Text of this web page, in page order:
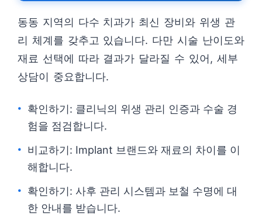
동동 지역의 다수 치과가 최신 장비와 위생 관
리 체계를 갖추고 있습니다. 다만 시술 난이도와
재료 선택에 따라 결과가 달라질 수 있어, 세부
상담이 중요합니다.
확인하기: 클리닉의 위생 관리 인증과 수술 경
험을 점검합니다.
비교하기: Implant 브랜드와 재료의 차이를 이
해합니다.
확인하기: 사후 관리 시스템과 보철 수명에 대
한 안내를 받습니다.